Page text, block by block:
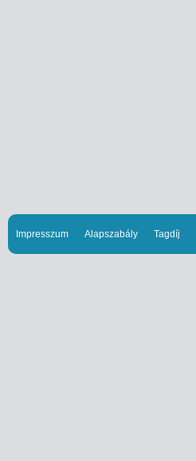
Impresszum Alapszabály Tagdíj